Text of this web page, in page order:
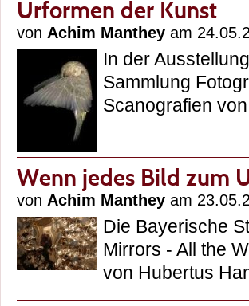
Urformen der Kunst
von Achim Manthey am
In der
Sammlung
Scanografien
Wenn jedes Bild zum
von Achim Manthey am
Die Bayerische
Mirrors - All the
von Hubertus